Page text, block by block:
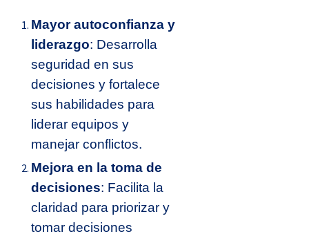
Mayor autoconfianza y
liderazgo: Desarrolla
seguridad en sus
decisiones y fortalece
sus habilidades para
liderar equipos y
manejar conflictos.
Mejora en la toma de
decisiones: Facilita la
claridad para priorizar y
tomar decisiones